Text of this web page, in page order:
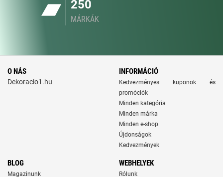
250
MÁRKÁK
O NÁS
Dekoracio1.hu
INFORMÁCIÓ
Kedvezményes kuponok és
promóciók
Minden kategória
Minden márka
Minden e-shop
Újdonságok
Kedvezmények
BLOG
Magazinunk
WEBHELYEK
Rólunk